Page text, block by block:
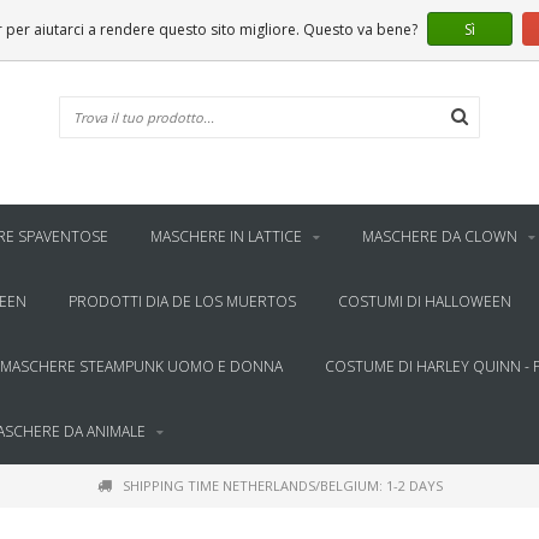
SPAVENTOSE MASCHERE IN LATTICE MASCHERE DA CLOWN
PRODOTTI DIA DE LOS MUERTOS COSTUMI DI HALLOWEEN
MASCHERE STEAMPUNK UOMO E DONNA COSTUME DI HARLEY QUINN -
DA ANIMALE
SHIPPING TIME NETHERLANDS/BELGIUM: 1-2 DAYS
aiutarci a rendere questo sito migliore. Questo va bene? Sì